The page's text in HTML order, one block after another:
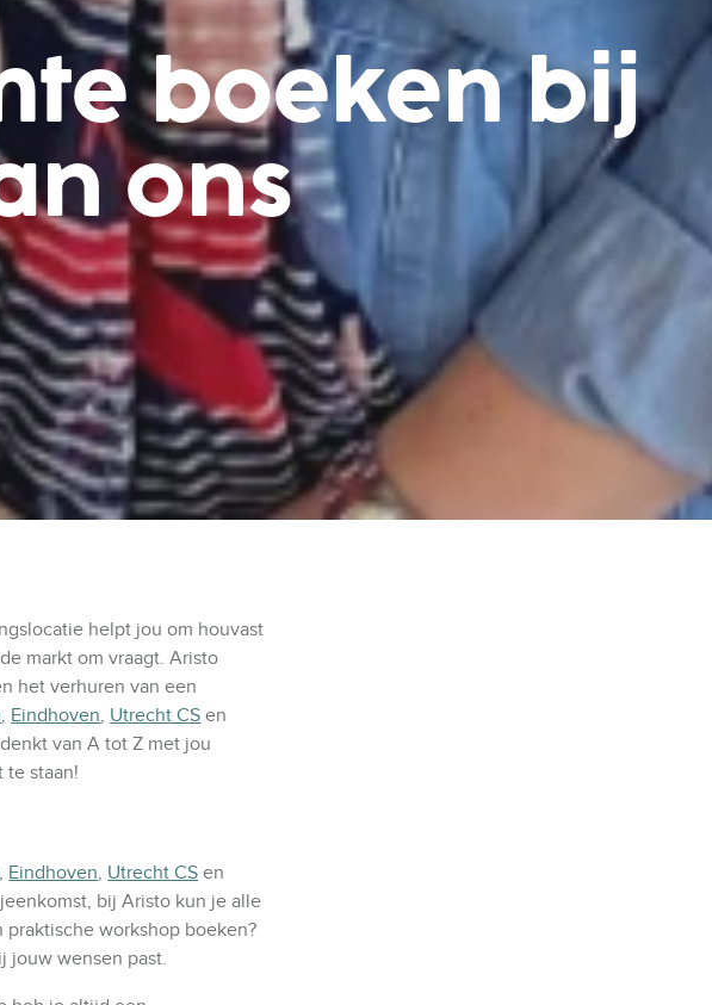
boeken bij
ons
helpt jou om houvast
markt om vraagt. Aristo
het verhuren van een
, Eindhoven, Utrecht CS en
van A tot Z met jou
te staan!
, Eindhoven, Utrecht CS en
bij Aristo kun je alle
praktische workshop boeken?
jouw wensen past.